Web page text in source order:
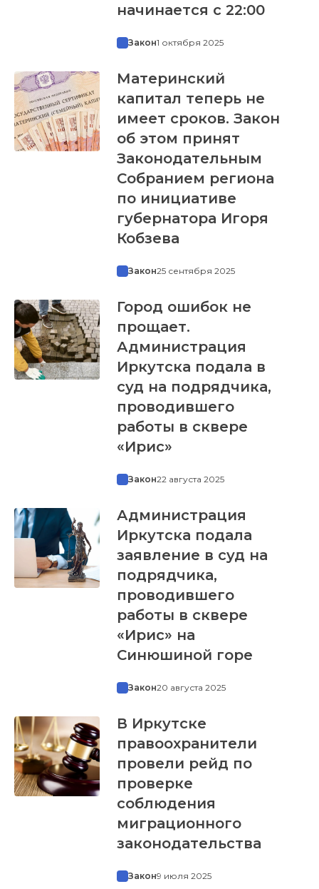
начинается с 22:00
Закон1 октября 2025
Материнский
капитал теперь не
имеет сроков. Закон
об этом принят
Законодательным
Собранием региона
по инициативе
губернатора Игоря
Кобзева
Закон25 сентября 2025
Город ошибок не
прощает.
Администрация
Иркутска подала в
суд на подрядчика,
проводившего
работы в сквере
«Ирис»
Закон22 августа 2025
Администрация
Иркутска подала
заявление в суд на
подрядчика,
проводившего
работы в сквере
«Ирис» на
Синюшиной горе
Закон20 августа 2025
В Иркутске
правоохранители
провели рейд по
проверке
соблюдения
миграционного
законодательства
Закон9 июля 2025